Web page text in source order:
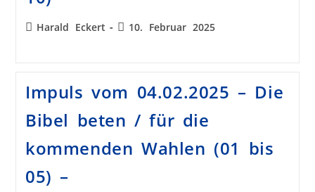
Harald Eckert 10. Februar 2025
Impuls vom 04.02.2025 – Die
Bibel beten / für die
kommenden Wahlen (01 bis
05) –